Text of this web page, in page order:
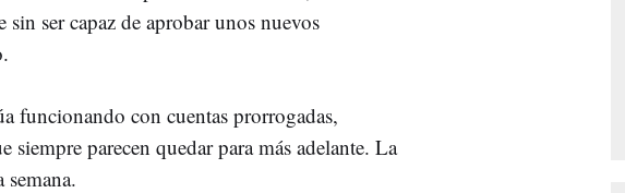
sin ser capaz de aprobar unos nuevos
funcionando con cuentas prorrogadas,
siempre parecen quedar para más adelante. La